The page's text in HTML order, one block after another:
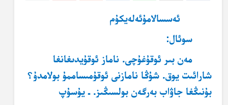
ئەسسالامۇئەلەيكۇم
سوئال:
مەن بىر ئوقۇغۇچى. ناماز ئوقۇيدىغانغا
شارائىت يوق. شۇڭا نامازنى ئوقۇمىساممۇ بولامدۇ؟
بۇنىڭغا جاۋاب بەرگەن بولسىڭىز. ـ يۇسۇپ